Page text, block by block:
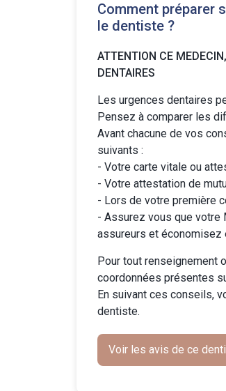
Comment préparer
le dentiste ?
ATTENTION CE
DENTAIRES
Les urgences dentaires
Pensez à comparer les
Avant chacune de vos
suivants :
- Votre carte vitale ou
- Votre attestation de
- Lors de votre première
- Assurez vous que votre
assureurs et économisez
Pour tout renseignement
coordonnées présentes
En suivant ces conseils,
dentiste.
Voir les avis de ce